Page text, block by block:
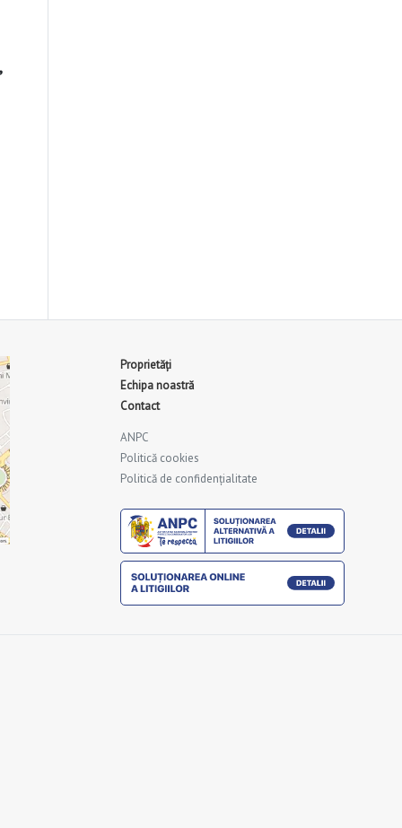
Proprietăți
Echipa noastră
Contact
ANPC
Politică cookies
Politică de confidențialitate